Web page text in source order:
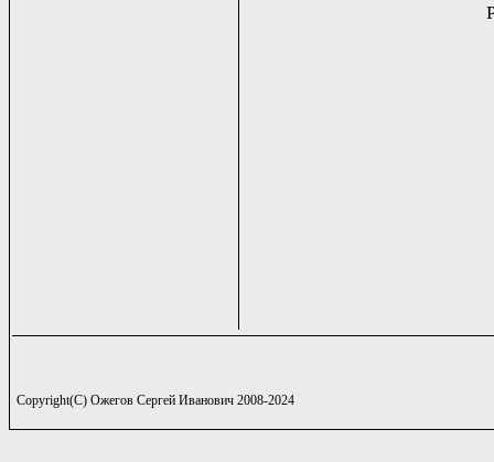
Copyright(C) Ожегов Сергей Иванович 2008-2024